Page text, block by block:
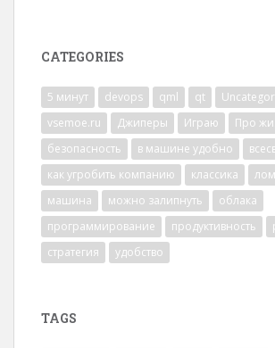
CATEGORIES
5 минут devops qml qt
vsemoe.ru
Джиперы Играю
Про
безопасность
в машине удобно
как угробить компанию
классика
машина
можно залипнуть
облака
программирование
продуктивность
стратегия
удобство
TAGS